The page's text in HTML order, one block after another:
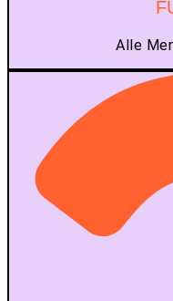
Alle